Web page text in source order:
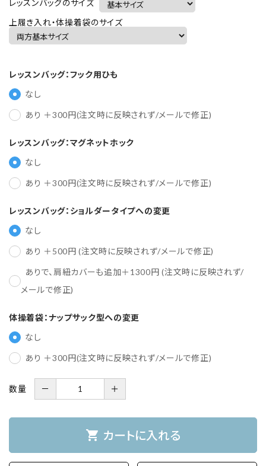
レッスンバッグのサイズ
上履き入れ・体操着袋のサイズ
レッスンバッグ：フック用ひも
なし
あり ＋300円(注文時に反映されず/メールで修正)
レッスンバッグ：マグネットホック
なし
あり ＋300円(注文時に反映されず/メールで修正)
レッスンバッグ：ショルダータイプへの変更
なし
あり ＋500円 (注文時に反映されず/メールで修正)
ありで、肩紐カバーも追加＋1300円 (注文時に反映されず/
メールで修正)
体操着袋：ナップサック型への変更
なし
あり ＋300円(注文時に反映されず/メールで修正)
数量 － ＋
shopping_cart カートに入れる